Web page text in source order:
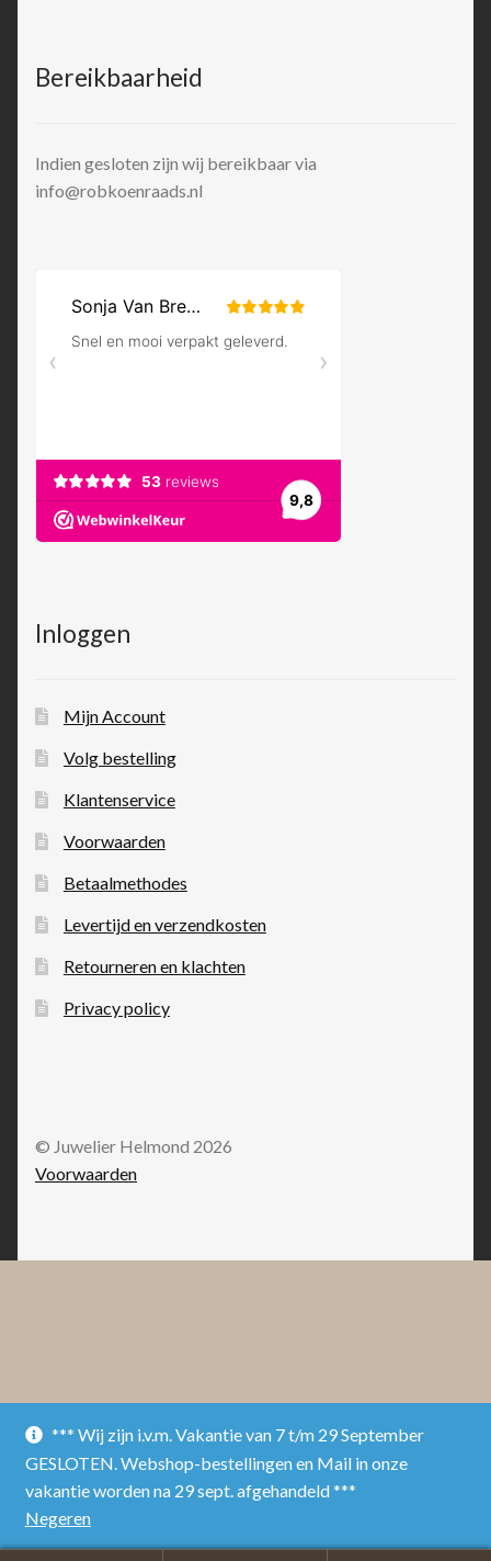
*** Wij zijn i.v.m. Vakantie van 7 t/m 29 September
GESLOTEN. Webshop-bestellingen en Mail in onze
vakantie worden na 29 sept. afgehandeld ***
Negeren
Bereikbaarheid
Indien gesloten zijn wij bereikbaar via
info@robkoenraads.nl
Inloggen
Mijn Account
Volg bestelling
Klantenservice
Voorwaarden
Betaalmethodes
Levertijd en verzendkosten
Retourneren en klachten
Privacy policy
© Juwelier Helmond 2026
Voorwaarden